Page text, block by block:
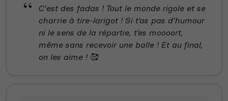
C'est des fadas ! Tout le monde rigole et se
charrie à tire-larigot ! Si t’as pas d'humour
ni le sens de la répartie, t’es moooort,
même sans recevoir une balle ! Et au final,
on les aime ! 🥰